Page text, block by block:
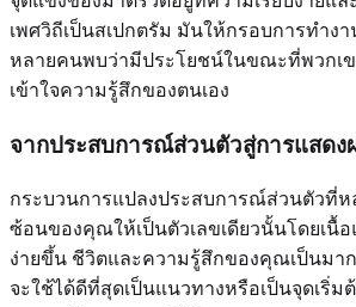
เพศวิถีเป็นสเปกตรัม มันให้กรอบการทำง
หลายคนพบว่ามีประโยชน์ในขณะที่พวกเ
เข้าใจความรู้สึกของตนเอง
จากประสบการณ์ส่วนตัวสู่การแสดง
กระบวนการแปลงประสบการณ์ส่วนตัวที่
ซ้อนของคุณให้เป็นตัวเลขเดียวนั้นโดยเนื้
ง่ายขึ้น ชีวิตและความรู้สึกของคุณเป็นมา
จะใช้ได้ดีที่สุดเป็นแนวทางหรือเป็นจุดเริ่ม